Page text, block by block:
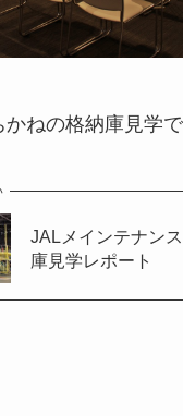
ねの格納庫見学で
JALメインテナン
庫見学レポート